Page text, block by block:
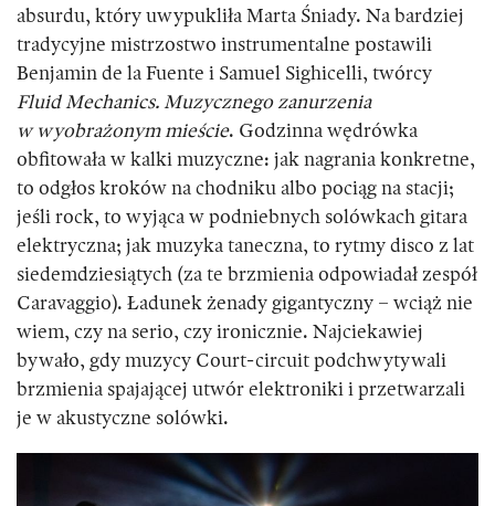
absurdu, który uwypukliła Marta Śniady. Na bardziej
tradycyjne mistrzostwo instrumentalne postawili
Benjamin de la Fuente i Samuel Sighicelli, twórcy
Fluid Mechanics. Muzycznego zanurzenia
w wyobrażonym mieście. Godzinna wędrówka
obfitowała w kalki muzyczne: jak nagrania konkretne,
to odgłos kroków na chodniku albo pociąg na stacji;
jeśli rock, to wyjąca w podniebnych solówkach gitara
elektryczna; jak muzyka taneczna, to rytmy disco z lat
siedemdziesiątych (za te brzmienia odpowiadał zespół
Caravaggio). Ładunek żenady gigantyczny – wciąż nie
wiem, czy na serio, czy ironicznie. Najciekawiej
bywało, gdy muzycy Court-circuit podchwytywali
brzmienia spajającej utwór elektroniki i przetwarzali
je w akustyczne solówki.